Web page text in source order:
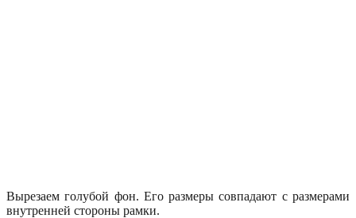
Вырезаем голубой фон. Его размеры совпадают с размерами
внутренней стороны рамки.